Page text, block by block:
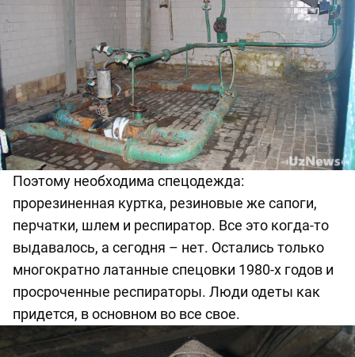
Поэтому необходима спецодежда:
прорезиненная куртка, резиновые же сапоги,
перчатки, шлем и респиратор. Все это когда-то
выдавалось, а сегодня – нет. Остались только
многократно латанные спецовки 1980-х годов и
просроченные респираторы. Люди одеты как
придется, в основном во все свое.